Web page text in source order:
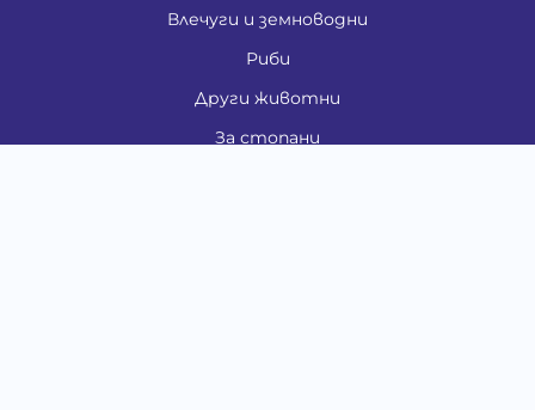
Влечуги и земноводни
Риби
Други животни
За стопани